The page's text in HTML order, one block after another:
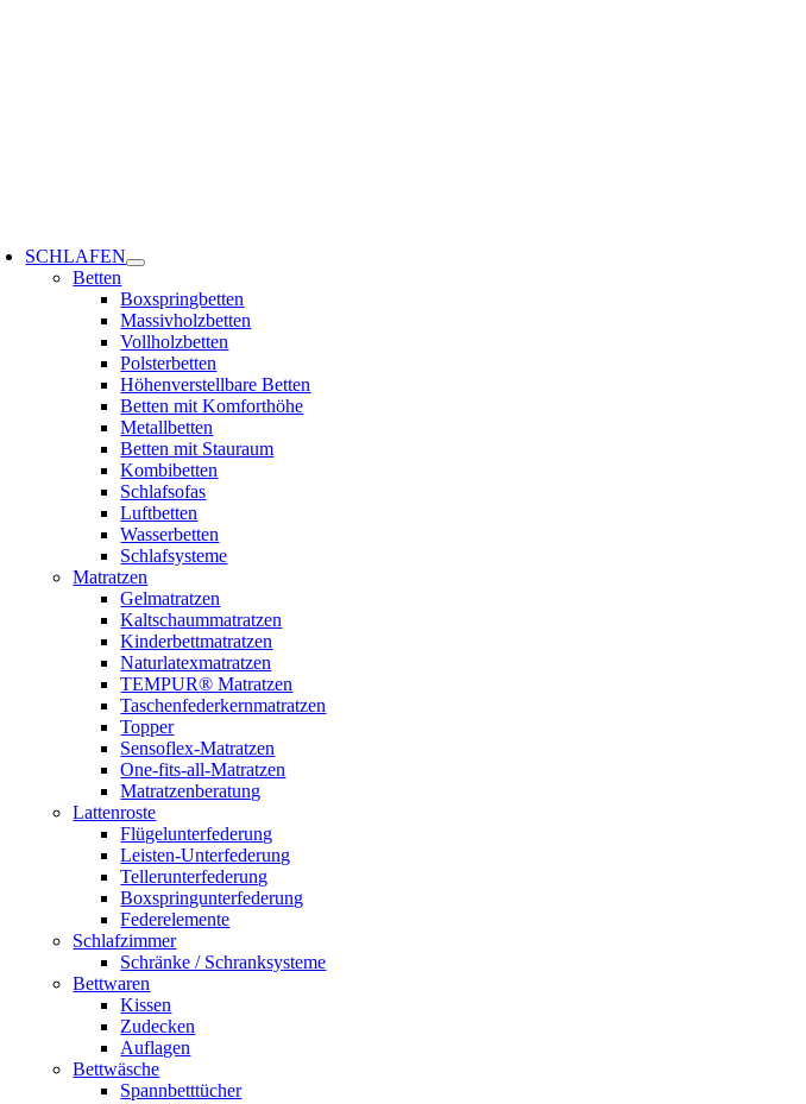
SCHLAFEN
Betten
Boxspringbetten
Massivholzbetten
Vollholzbetten
Polsterbetten
Höhenverstellbare Betten
Betten mit Komforthöhe
Metallbetten
Betten mit Stauraum
Kombibetten
Schlafsofas
Luftbetten
Wasserbetten
Schlafsysteme
Matratzen
Gelmatratzen
Kaltschaummatratzen
Kinderbettmatratzen
Naturlatexmatratzen
TEMPUR® Matratzen
Taschenfederkernmatratzen
Topper
Sensoflex-Matratzen
One-fits-all-Matratzen
Matratzenberatung
Lattenroste
Flügelunterfederung
Leisten-Unterfederung
Tellerunterfederung
Boxspringunterfederung
Federelemente
Schlafzimmer
Schränke / Schranksysteme
Bettwaren
Kissen
Zudecken
Auflagen
Bettwäsche
Spannbetttücher